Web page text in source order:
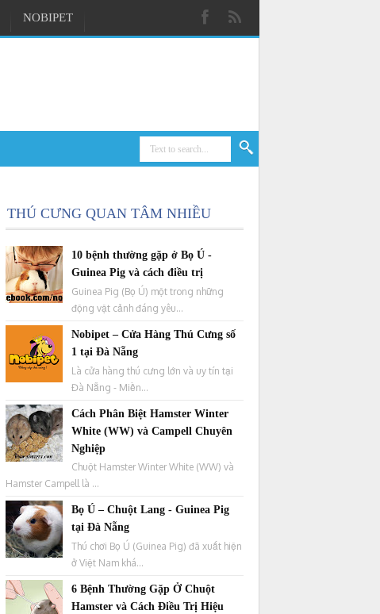
NOBIPET
THÚ CƯNG QUAN TÂM NHIỀU
10 bệnh thường gặp ở Bọ Ú -
Guinea Pig và cách điều trị
Guinea Pig (Bọ Ú) một trong những
động vật cảnh đáng yêu...
Nobipet – Cửa Hàng Thú Cưng số
1 tại Đà Nẵng
Là cửa hàng thú cưng lớn và uy tín tại
Đà Nẵng - Miền...
Cách Phân Biệt Hamster Winter
White (WW) và Campell Chuyên
Nghiệp
Chuột Hamster Winter White (WW) và
Hamster Campell là ...
Bọ Ú – Chuột Lang - Guinea Pig
tại Đà Nẵng
Thú chơi Bọ Ú (Guinea Pig) đã xuất hiện
ở Việt Nam khá...
6 Bệnh Thường Gặp Ở Chuột
Hamster và Cách Điều Trị Hiệu